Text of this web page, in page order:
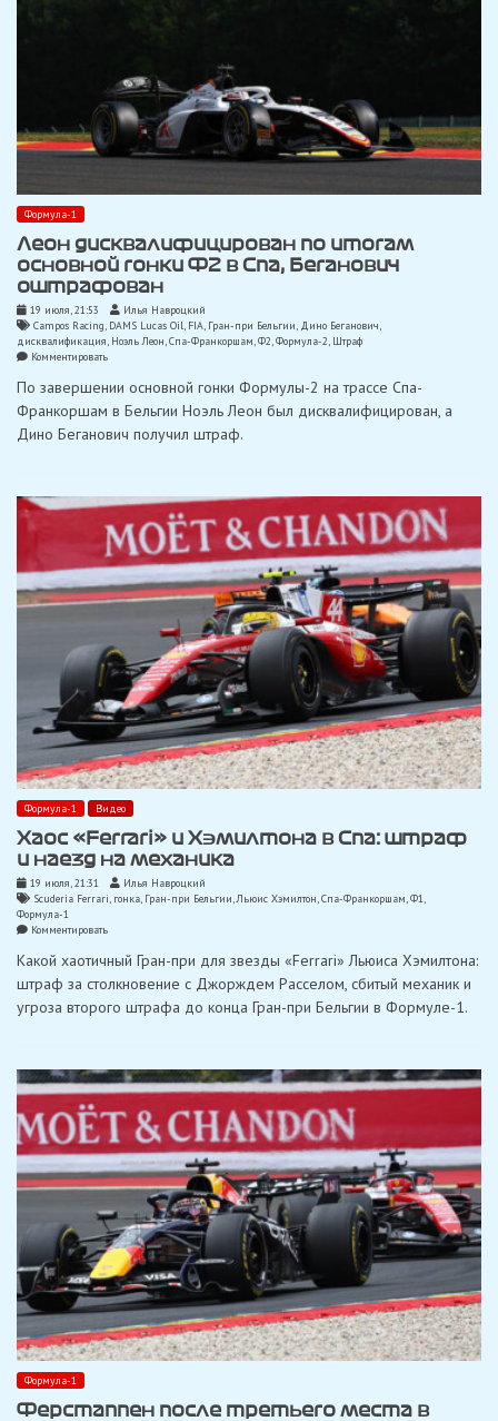
Формула-1
Леон дисквалифицирован по итогам
основной гонки Ф2 в Спа, Беганович
оштрафован
19 июля, 21:53
Илья Навроцкий
Campos Racing, DAMS Lucas Oil, FIA, Гран-при Бельгии, Дино Беганович
дисквалификация, Ноэль Леон,Спа-Франкоршам,Ф2,Формула-2, Штраф
Комментироватьon
дисквалифицирован
итогам
основной
Спа,
Беганович
оштрафован
По завершении основной гонки Формулы-2 на трассе Спа-
Франкоршам в Бельгии Ноэль Леон был дисквалифицирован, а
Дино Беганович получил штраф.
Формула-1 Видео
Хаос «Ferrari» и Хэмилтона в Спа: штраф
и наезд на механика
19 июля, 21:31
Илья Навроцкий
Scuderia Ferrari гонка Гран-при Бельгии Льюис Хэмилтон Спа-Франкоршам Ф1
Формула-1
Комментироватьon
«Ferrari»
Хэмилтона
в
наезд
на
механика
Какой хаотичный Гран-при для звезды «Ferrari» Льюиса Хэмилтона:
штраф за столкновение с Джорждем Расселом, сбитый механик и
угроза второго штрафа до конца Гран-при Бельгии в Формуле-1.
Формула-1
Ферстаппен после третьего места в